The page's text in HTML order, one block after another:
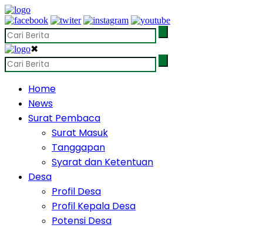
✖
Home
News
Surat Pembaca
Surat Masuk
Tanggapan
Syarat dan Ketentuan
Desa
Profil Desa
Profil Kepala Desa
Potensi Desa